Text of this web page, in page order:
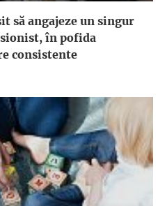
să angajeze un singur
în pofida
consistente